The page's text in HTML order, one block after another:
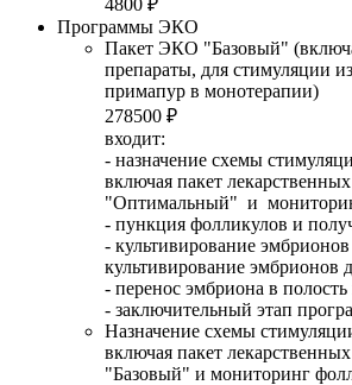
Программы ЭКО
Пакет ЭКО "Базовый"
препараты, для стимуляции
примапур в монотерапии)
278500 ₽
входит:
- назначение схемы
включая пакет
"Оптимальный" и
- пункция фолликулов и
- культивирование
культивирование эмбрионов
- перенос эмбриона в полость
- заключительный этап
Назначение схемы
включая пакет
"Базовый" и мониторинг